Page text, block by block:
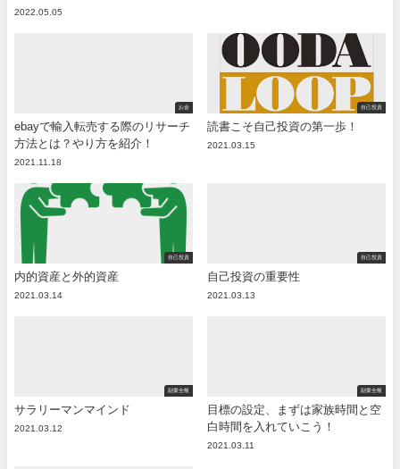
2022.05.05
お金
ebayで輸入転売する際のリサーチ
方法とは？やり方を紹介！
2021.11.18
自己投資
読書こそ自己投資の第一歩！
2021.03.15
自己投資
内的資産と外的資産
2021.03.14
自己投資
自己投資の重要性
2021.03.13
副業全般
サラリーマンマインド
2021.03.12
副業全般
目標の設定、まずは家族時間と空
白時間を入れていこう！
2021.03.11